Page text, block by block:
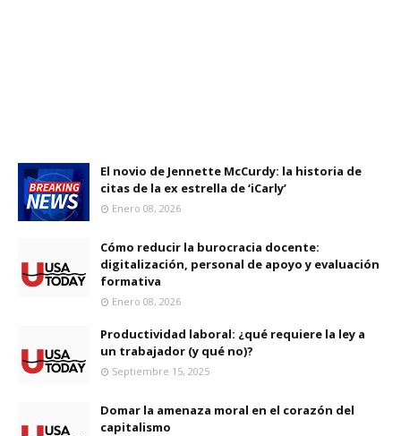
El novio de Jennette McCurdy: la historia de
citas de la ex estrella de ‘iCarly’
Enero 08, 2026
Cómo reducir la burocracia docente:
digitalización, personal de apoyo y evaluación
formativa
Enero 08, 2026
Productividad laboral: ¿qué requiere la ley a
un trabajador (y qué no)?
Septiembre 15, 2025
Domar la amenaza moral en el corazón del
capitalismo